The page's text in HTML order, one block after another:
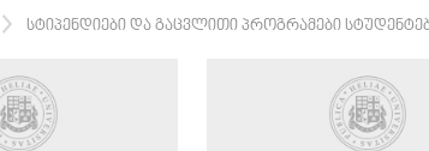
ᲛᲗᲐᲕᲐᲠᲘ
ᲡᲢᲘᲞᲔᲜᲓᲘᲔᲑᲘ ᲓᲐ ᲒᲐᲪᲕᲚᲘᲗᲘ ᲞᲠᲝᲒᲠᲐᲛᲔᲑᲘ